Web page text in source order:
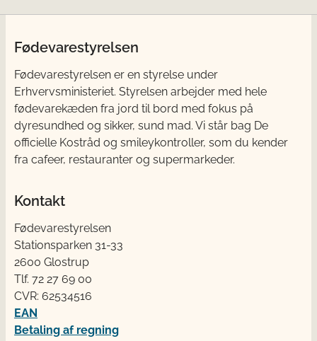
Fødevarestyrelsen
Fødevarestyrelsen er en styrelse under
Erhvervsministeriet. Styrelsen arbejder med hele
fødevarekæden fra jord til bord med fokus på
dyresundhed og sikker, sund mad. Vi står bag De
officielle Kostråd og smileykontroller, som du kender
fra cafeer, restauranter og supermarkeder.
Kontakt
Fødevarestyrelsen
Stationsparken 31-33
2600 Glostrup
Tlf. 72 2​​​7 69 00
CVR: 62534516
EAN
Betaling af regning